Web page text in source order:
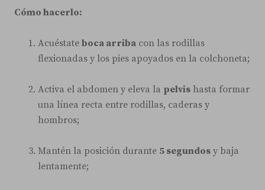
Cómo hacerlo:
Acuéstate boca arriba con las rodillas
flexionadas y los pies apoyados en la colchoneta;
Activa el abdomen y eleva la pelvis hasta formar
una línea recta entre rodillas, caderas y
hombros;
Mantén la posición durante 5 segundos y baja
lentamente;